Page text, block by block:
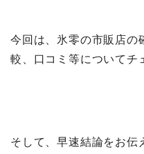
今回は、氷零の市販店の
較、口コミ等についてチ
そして、早速結論をお伝